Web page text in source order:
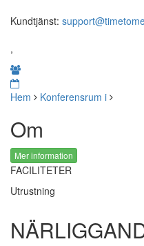
Kundtjänst:
,
Hem
Konferensrum i
Om
Mer information
FACILITETER
Utrustning